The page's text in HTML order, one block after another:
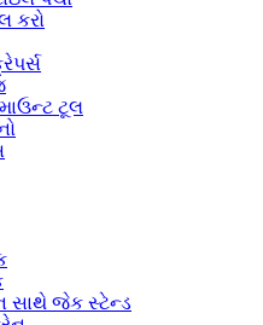
કરો
ટૂલ
સાથે જેક સ્ટેન્ડ